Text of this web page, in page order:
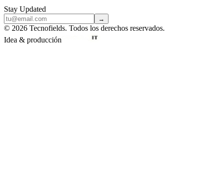
Stay Updated
→
© 2026 Tecnofields. Todos los derechos reservados.
Idea & producción